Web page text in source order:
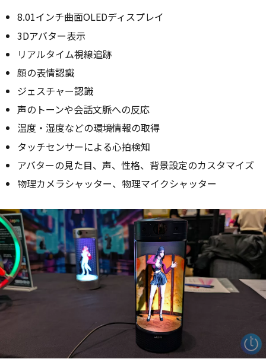
8.01インチ曲面OLEDディスプレイ
3Dアバター表示
リアルタイム視線追跡
顔の表情認識
ジェスチャー認識
声のトーンや会話文脈への反応
温度・湿度などの環境情報の取得
タッチセンサーによる心拍検知
アバターの見た目、声、性格、背景設定のカスタマイズ
物理カメラシャッター、物理マイクシャッター